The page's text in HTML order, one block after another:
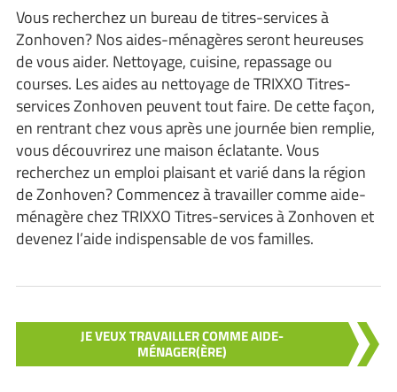
Vous recherchez un bureau de titres-services à
Zonhoven? Nos aides-ménagères seront heureuses
de vous aider. Nettoyage, cuisine, repassage ou
courses. Les aides au nettoyage de TRIXXO Titres-
services Zonhoven peuvent tout faire. De cette façon,
en rentrant chez vous après une journée bien remplie,
vous découvrirez une maison éclatante. Vous
recherchez un emploi plaisant et varié dans la région
de Zonhoven? Commencez à travailler comme aide-
ménagère chez TRIXXO Titres-services à Zonhoven et
devenez l’aide indispensable de vos familles.
JE VEUX TRAVAILLER COMME AIDE-
MÉNAGER(ÈRE)